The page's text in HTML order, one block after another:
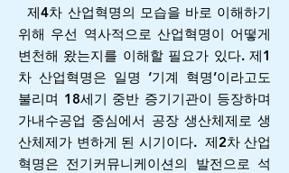
제4차 산업혁명의 모습을 바로 이해하기
위해 우선 역사적으로 산업혁명이 어떻게
변천해 왔는지를 이해할 필요가 있다. 제1
차 산업혁명은 일명 ‘기계 혁명’이라고도
불리며 18세기 중반 증기기관이 등장하며
가내수공업 중심에서 공장 생산체제로 생
산체제가 변하게 된 시기이다. 제2차 산업
혁명은 전기커뮤니케이션의 발전으로 석